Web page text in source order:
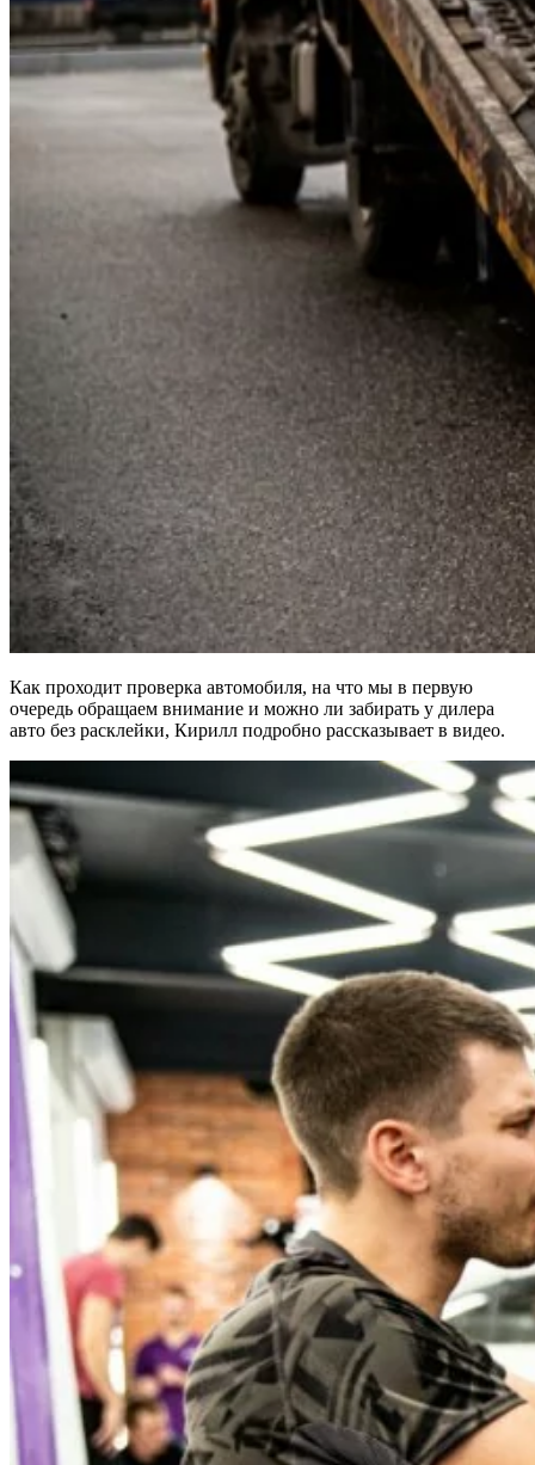
Как проходит проверка автомобиля, на что мы в первую
очередь обращаем внимание и можно ли забирать у дилера
авто без расклейки, Кирилл подробно рассказывает в видео.